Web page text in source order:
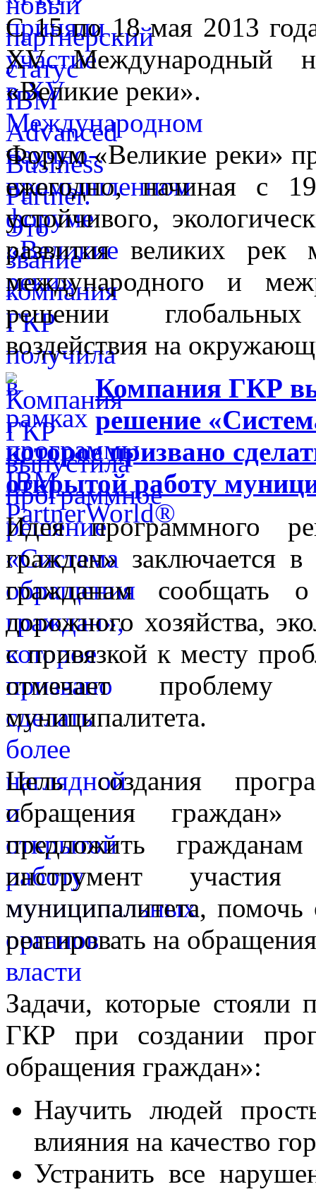
С 15 по 18 мая 2013
XV Международный
«Великие реки».
Форум «Великие реки»
ежегодно, начиная с
устойчивого,
развития великих
международного и
решении
воздействия на
Компания ГКР
решение
которое призвано
открытой работу
Идея программного
граждан» заключается
гражданам
дорожного хозяйства,
с привязкой к месту
отмечает проблему
муниципалитета.
Цель создания
обращения
предложить
инструмент
муниципалитета, помочь
реагировать на
Задачи, которые стояли
ГКР при создании
обращения граждан»:
Научить людей
влияния на качество
Устранить все